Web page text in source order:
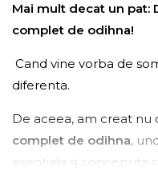
Mai mult decat un pat:
complet de odihna!
Cand vine vorba de
diferenta.
De aceea, am creat nu
complet de odihna,
esentiala si conceputa